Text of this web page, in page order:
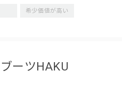
希少価値が高い
ーツHAKU